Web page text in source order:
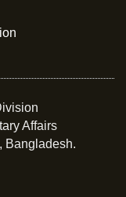
Affairs
Bangladesh.